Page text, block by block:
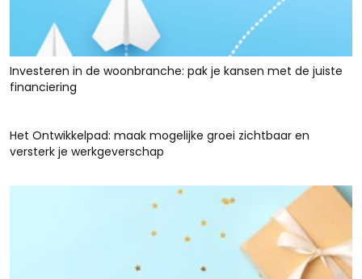
Investeren in de woonbranche: pak je kansen met de juiste
financiering
Het Ontwikkelpad: maak mogelijke groei zichtbaar en
versterk je werkgeverschap